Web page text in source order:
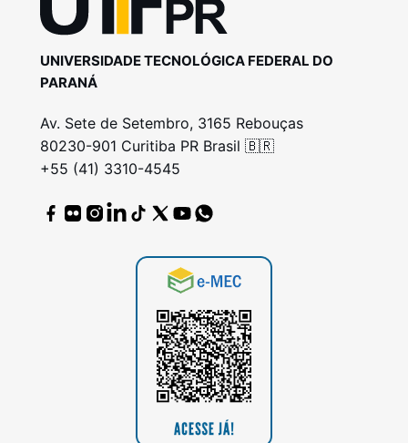
UNIVERSIDADE TECNOLÓGICA FEDERAL DO
PARANÁ
Av. Sete de Setembro, 3165 Rebouças
80230-901 Curitiba PR Brasil 🇧🇷
+55 (41) 3310-4545